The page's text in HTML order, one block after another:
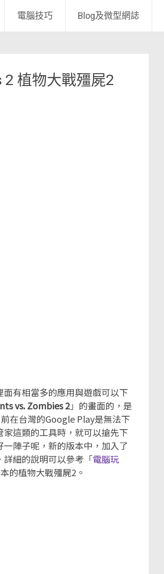
電腦技巧 Blog及微型網誌
植物大戰殭屍2
面有相當多的應用與遊戲可以下
vs. Zombies 2」的畫面的，是
在台灣的Google Play是無法下
這類的工具時，就可以搶先下
陣子呢，新的版本中，加入了
細的說明可以參考「電腦玩
的植物大戰殭屍2。